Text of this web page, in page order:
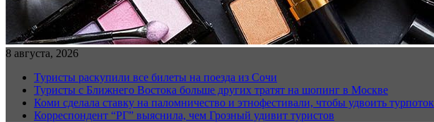
8 августа, 2026
Туристы раскупили все билеты на поезда из Сочи
Туристы с Ближнего Востока больше других тратят на шопинг в Москве
Коми сделала ставку на паломничество и этнофестивали, чтобы удвоить турпоток
Корреспондент “РГ” выяснила, чем Грозный удивит туристов